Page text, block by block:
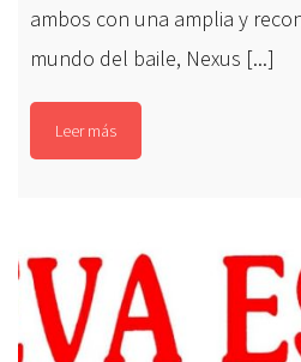
ambos con una amplia y
mundo del baile, Nexus [...]
Leer más